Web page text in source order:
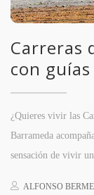
Carreras
con
¿Quieres vivir las
Barrameda
sensación de vivir
ALFONSO